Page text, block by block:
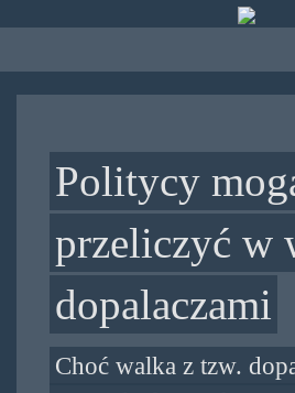
treści
Politycy
przeliczyć w
dopalaczami
Choć walka z tzw.